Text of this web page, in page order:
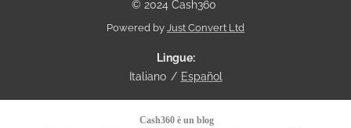
© 2024 Cash360
Powered by Just Convert Ltd
Lingue
Italiano
Español
Cash360 è un blog